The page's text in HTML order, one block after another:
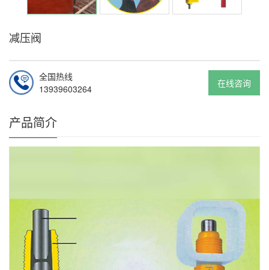
减压阀
在线咨询
全国热线
13939603264
产品简介